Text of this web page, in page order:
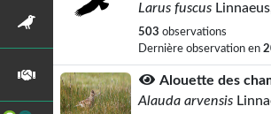
Larus fuscus
503 observations
Dernière observation en
Alouette des
Alauda arvensis